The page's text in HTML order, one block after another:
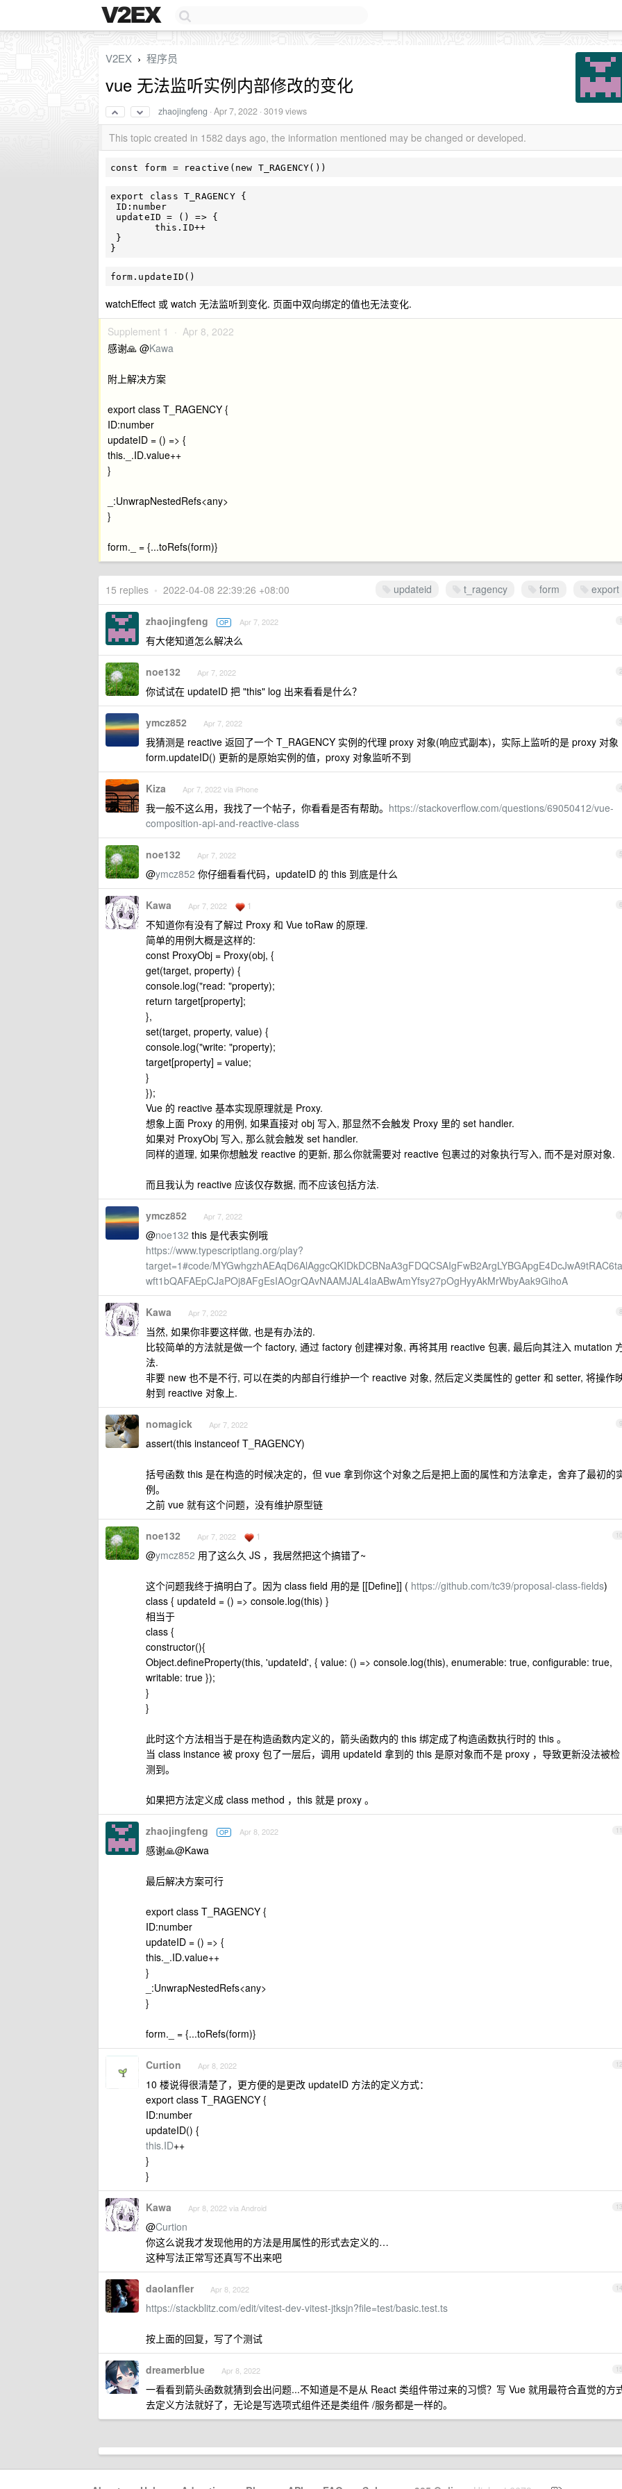
V2EX › 程序员
vue 无法监听实例内部修改的变化
zhaojingfeng ·Apr 7, 2022 · 3019 views
This topic created in 1582 days ago, the information mentioned may be changed or developed.
export class T_RAGENCY {
watchEffect 或 watch 无法监听到变化. 页面中双向绑定的值也无法变化.
Supplement 1 · Apr 8, 2022
感谢🙏 @Kawa
附上解决方案
export class T_RAGENCY {
ID:number
updateID = () => {
this._.ID.value++
}
_:UnwrapNestedRefs<any>
}
form._ = {...toRefs(form)}
updateid t_ragency form export
15 replies • 2022-04-08 22:39:26 +08:00
1
zhaojingfeng OP Apr 7, 2022
有大佬知道怎么解决么
2
noe132 Apr 7, 2022
你试试在 updateID 把 "this" log 出来看看是什么？
3
ymcz852 Apr 7, 2022
我猜测是 reactive 返回了一个 T_RAGENCY 实例的代理 proxy 对象(响应式副本)，实际上监听的是 proxy 对象
form.updateID() 更新的是原始实例的值，proxy 对象监听不到
4
Kiza Apr 7, 2022 via iPhone
我一般不这么用，我找了一个帖子，你看看是否有帮助。 https://stackoverflow.com/questions/69050412/vue-
composition-api-and-reactive-class
5
noe132 Apr 7, 2022
@ymcz852 你仔细看看代码，updateID 的 this 到底是什么
6
Kawa Apr 7, 2022 1
不知道你有没有了解过 Proxy 和 Vue toRaw 的原理.
简单的用例大概是这样的:
const ProxyObj = Proxy(obj, {
get(target, property) {
console.log("read: "property);
return target[property];
},
set(target, property, value) {
console.log("write: "property);
target[property] = value;
}
});
Vue 的 reactive 基本实现原理就是 Proxy.
想象上面 Proxy 的用例, 如果直接对 obj 写入, 那显然不会触发 Proxy 里的 set handler.
如果对 ProxyObj 写入, 那么就会触发 set handler.
同样的道理, 如果你想触发 reactive 的更新, 那么你就需要对 reactive 包裹过的对象执行写入, 而不是对原对象.
而且我认为 reactive 应该仅存数据, 而不应该包括方法.
7
ymcz852 Apr 7, 2022
@noe132 this 是代表实例哦
https://www.typescriptlang.org/play?
target=1#code/MYGwhgzhAEAqD6AlAggcQKIDkDCBNaA3gFDQCSAIgFwB2ArgLYBGApgE4DcJwA9tRAC6ta
wft1bQAFAEpCJaPOj8AFgEsIAOgrQAvNAAMJAL4laABwAmYfsy27pOgHyyAkMrWbyAak9GihoA
8
Kawa Apr 7, 2022
当然, 如果你非要这样做, 也是有办法的.
比较简单的方法就是做一个 factory, 通过 factory 创建裸对象, 再将其用 reactive 包裹, 最后向其注入 mutation
法.
非要 new 也不是不行, 可以在类的内部自行维护一个 reactive 对象, 然后定义类属性的 getter 和 setter, 将操作
射到 reactive 对象上.
9
nomagick Apr 7, 2022
assert(this instanceof T_RAGENCY)
括号函数 this 是在构造的时候决定的，但 vue 拿到你这个对象之后是把上面的属性和方法拿走，舍弃了最初的
例。
之前 vue 就有这个问题，没有维护原型链
10
noe132 Apr 7, 2022 1
@ymcz852 用了这么久 JS ，我居然把这个搞错了~
这个问题我终于搞明白了。因为 class field 用的是 [[Define]] ( https://github.com/tc39/proposal-class-fields)
class { updateId = () => console.log(this) }
相当于
class {
constructor(){
Object.defineProperty(this, 'updateId', { value: () => console.log(this), enumerable: true, configurable: true,
writable: true });
}
}
此时这个方法相当于是在构造函数内定义的，箭头函数内的 this 绑定成了构造函数执行时的 this 。
当 class instance 被 proxy 包了一层后，调用 updateId 拿到的 this 是原对象而不是 proxy ，导致更新没法被检
测到。
如果把方法定义成 class method ，this 就是 proxy 。
11
zhaojingfeng OP Apr 8, 2022
感谢🙏@Kawa
最后解决方案可行
export class T_RAGENCY {
ID:number
updateID = () => {
this._.ID.value++
}
_:UnwrapNestedRefs<any>
}
form._ = {...toRefs(form)}
12
Curtion Apr 8, 2022
10 楼说得很清楚了，更方便的是更改 updateID 方法的定义方式：
export class T_RAGENCY {
ID:number
updateID() {
this.ID++
}
}
13
Kawa Apr 8, 2022 via Android
@Curtion
你这么说我才发现他用的方法是用属性的形式去定义的…
这种写法正常写还真写不出来吧
14
daolanfler Apr 8, 2022
https://stackblitz.com/edit/vitest-dev-vitest-jtksjn?file=test/basic.test.ts
按上面的回复，写了个测试
15
dreamerblue Apr 8, 2022
一看看到箭头函数就猜到会出问题...不知道是不是从 React 类组件带过来的习惯？写 Vue 就用最符合直觉的方
去定义方法就好了，无论是写选项式组件还是类组件 /服务都是一样的。